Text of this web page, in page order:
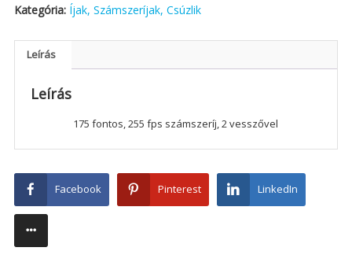
Kategória: Íjak, Számszeríjak, Csúzlik
Leírás
Leírás
175 fontos, 255 fps számszeríj, 2 vesszővel
Facebook Pinterest LinkedIn